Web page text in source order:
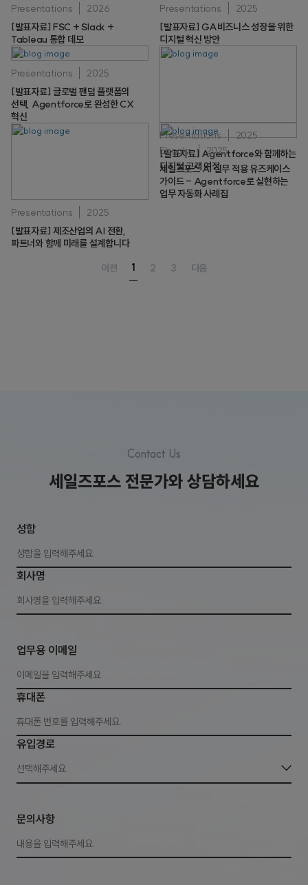
Presentations
2026
[발표자료] FSC + Slack +
Tableau 통합 데모
Presentations
2025
[발표자료] GA비즈니스 성장을 위한
디지털 혁신 방안
Presentations
2025
[발표자료] 글로벌 팬덤 플랫폼의
선택, Agentforce로 완성한 CX
혁신
Presentations
2025
[발표자료] Agentforce와 함께하는
디지털 고객 여정
Presentations
2025
[발표자료] 제조산업의 AI 전환,
파트너와 함께 미래를 설계합니다
Ebooks
2025
세일즈포스 AI 실무 적용 유즈케이스
가이드 - Agentforce로 실현하는
업무 자동화 사례집
이전 1 2 3 다음
Contact Us
세일즈포스 전문가와 상담하세요
성함
회사명
업무용 이메일
휴대폰
유입경로
선택해주세요.
문의사항